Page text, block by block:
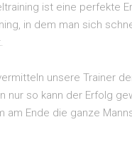
ist eine perfekte
in dem man sich
unsere Trainer
nur so kann der Erfolg
am Ende die ganze